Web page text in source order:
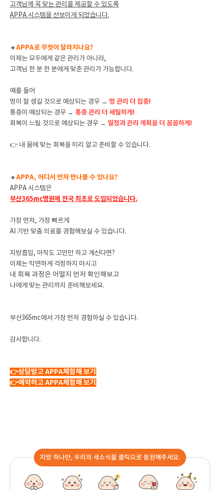
고객님께 꼭 맞는 관리를 제공할 수 있도록
APPA 시스템을 선보이게 되었습니다.
🔸APPA로 무엇이 달라지나요?
이제는 모두에게 같은 관리가 아니라,
고객님 한 분 한 분에게 맞춘 관리가 가능합니다.
예를 들어
멍이 잘 생길 것으로 예상되는 경우 → 멍 관리 더 집중!
통증이 예상되는 경우 → 통증 관리 더 세밀하게!
회복이 느릴 것으로 예상되는 경우 → 일정과 관리 계획을 더 꼼꼼하게!
👉 내 몸에 맞는 회복을 미리 알고 준비할 수 있습니다.
🔸APPA, 어디서 먼저 만나볼 수 있나요?
APPA 시스템은
부산365mc병원에 전국 최초로 도입되었습니다.
가장 먼저, 가장 빠르게
AI 기반 맞춤 의료를 경험해보실 수 있습니다.
지방흡입, 아직도 고민만 하고 계신다면?
이제는 막연하게 걱정하지 마시고
내 회복 과정은 어떨지 먼저 확인해보고
나에게 맞는 관리까지 준비해보세요.
부산365mc에서 가장 먼저 경험하실 수 있습니다.
감사합니다.
👉상담받고 APPA체험해 보기
👉예약하고 APPA체험해 보기
지방 하나만, 우리의 새소식을 클릭으로 응원해주세요.